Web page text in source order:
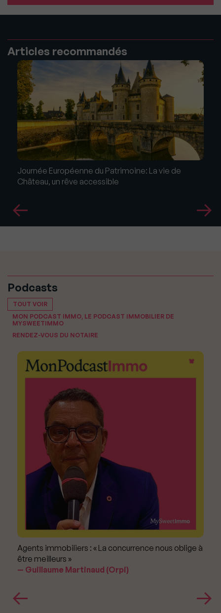
Articles recommandés
Journée Européenne du Patrimoine: La vie de
Château, un rêve accessible
Podcasts
TOUT VOIR
MON PODCAST IMMO, LE PODCAST IMMOBILIER DE
MYSWEETIMMO
RENDEZ-VOUS DU NOTAIRE
Agents immobiliers : « La concurrence nous oblige à
être meilleurs »
Guillaume Martinaud (Orpi)